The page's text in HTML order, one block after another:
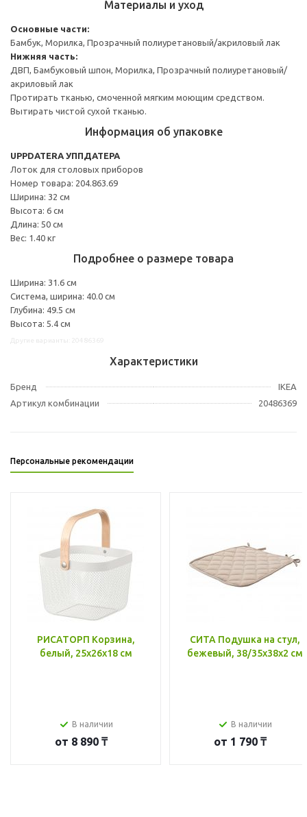
Материалы и уход
Основные части:
Бамбук, Морилка, Прозрачный полиуретановый/акриловый лак
Нижняя часть:
ДВП, Бамбуковый шпон, Морилка, Прозрачный полиуретановый/
акриловый лак
Протирать тканью, смоченной мягким моющим средством.
Вытирать чистой сухой тканью.
Информация об упаковке
UPPDATERA УППДАТЕРА
Лоток для столовых приборов
Номер товара: 204.863.69
Ширина: 32 см
Высота: 6 см
Длина: 50 см
Вес: 1.40 кг
Подробнее о размере товара
Ширина: 31.6 см
Система, ширина: 40.0 см
Глубина: 49.5 см
Высота: 5.4 см
Характеристики
Бренд
IKEA
Артикул комбинации
20486369
Персональные рекомендации
РИСАТОРП Корзина,
белый, 25x26x18 см
В наличии
от 8 890 ₸
СИТА Подушка на стул,
бежевый, 38/35x38x2 см
В наличии
от 1 790 ₸